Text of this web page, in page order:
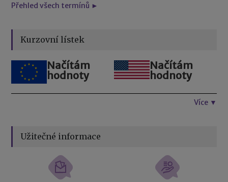
Přehled všech termínů ►
Kurzovní lístek
Načítám
hodnoty
Načítám
hodnoty
Více ▼
Užitečné informace